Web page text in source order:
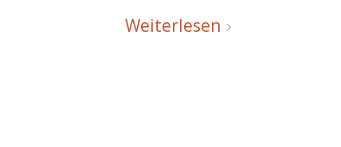
Weiterlesen